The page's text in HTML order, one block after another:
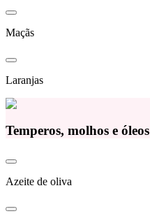
Maçãs
Laranjas
Temperos, molhos e óleos
Azeite de oliva